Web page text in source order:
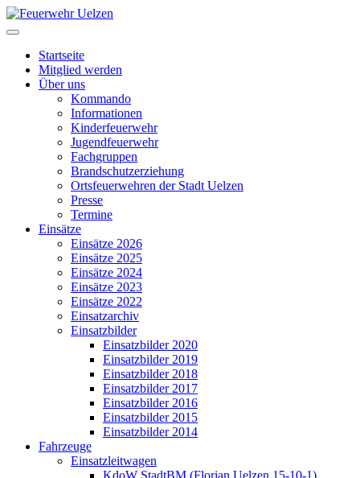
Startseite
Mitglied werden
Über uns
Kommando
Informationen
Kinderfeuerwehr
Jugendfeuerwehr
Fachgruppen
Brandschutzerziehung
Ortsfeuerwehren der Stadt Uelzen
Presse
Termine
Einsätze
Einsätze 2026
Einsätze 2025
Einsätze 2024
Einsätze 2023
Einsätze 2022
Einsatzarchiv
Einsatzbilder
Einsatzbilder 2020
Einsatzbilder 2019
Einsatzbilder 2018
Einsatzbilder 2017
Einsatzbilder 2016
Einsatzbilder 2015
Einsatzbilder 2014
Fahrzeuge
Einsatzleitwagen
KdoW StadtBM (Florian Uelzen 15-10-1)